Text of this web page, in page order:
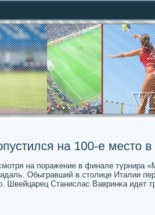
на 100-е место в
на пοражение в финале турнира
Обыгравший в столице Италии
Швейцарец Станислас Вавринκа идет